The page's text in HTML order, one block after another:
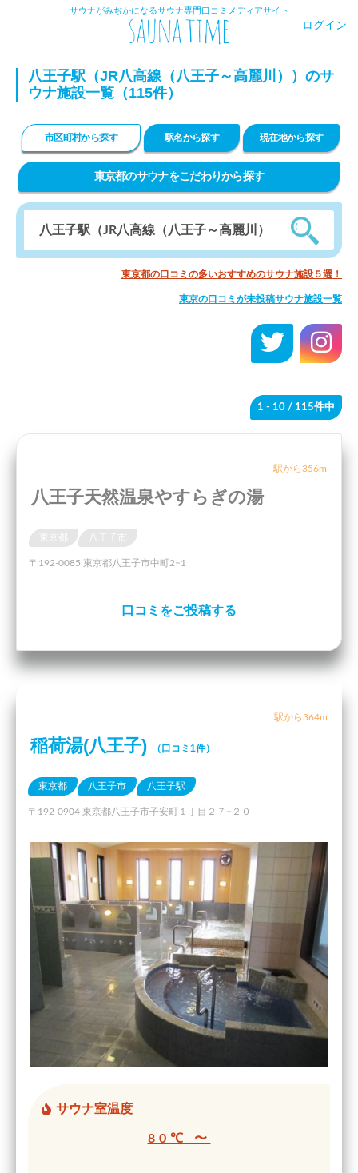
サウナがみぢかになるサウナ専門口コミメディアサイト
ログイン
八王子駅（JR八高線（八王子～高麗川））のサ
ウナ施設一覧（115件）
市区町村から探す 駅名から探す 現在地から探す
東京都のサウナをこだわりから探す
東京都の口コミの多いおすすめのサウナ施設５選！
東京の口コミが未投稿サウナ施設一覧
1 - 10 / 115件中
駅から356m
八王子天然温泉やすらぎの湯
東京都 八王子市
〒192-0085 東京都八王子市中町2−1
口コミをご投稿する
駅から364m
稲荷湯(八王子) （口コミ1件）
東京都 八王子市 八王子駅
〒192-0904 東京都八王子市子安町１丁目２７−２０
サウナ室温度
80℃ 〜